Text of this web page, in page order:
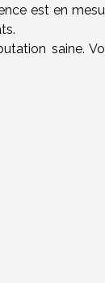
est en
saine.